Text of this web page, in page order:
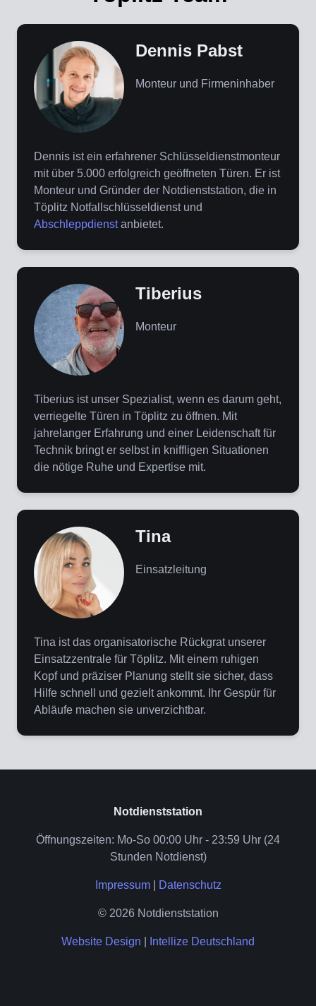
Dennis Pabst
Monteur und Firmeninhaber
Dennis ist ein erfahrener Schlüsseldienstmonteur
mit über 5.000 erfolgreich geöffneten Türen. Er ist
Monteur und Gründer der Notdienststation, die in
Töplitz Notfallschlüsseldienst und
Abschleppdienstanbietet.
Tiberius
Monteur
Tiberius ist unser Spezialist, wenn es darum geht,
verriegelte Türen in Töplitz zu öffnen. Mit
jahrelanger Erfahrung und einer Leidenschaft für
Technik bringt er selbst in kniffligen Situationen
die nötige Ruhe und Expertise mit.
Tina
Einsatzleitung
Tina ist das organisatorische Rückgrat unserer
Einsatzzentrale für Töplitz. Mit einem ruhigen
Kopf und präziser Planung stellt sie sicher, dass
Hilfe schnell und gezielt ankommt. Ihr Gespür für
Abläufe machen sie unverzichtbar.
Notdienststation
Öffnungszeiten: Mo-So 00:00 Uhr - 23:59 Uhr (24
Stunden Notdienst)
Impressum| Datenschutz
© 2026 Notdienststation
Website Design Intellize Deutschland